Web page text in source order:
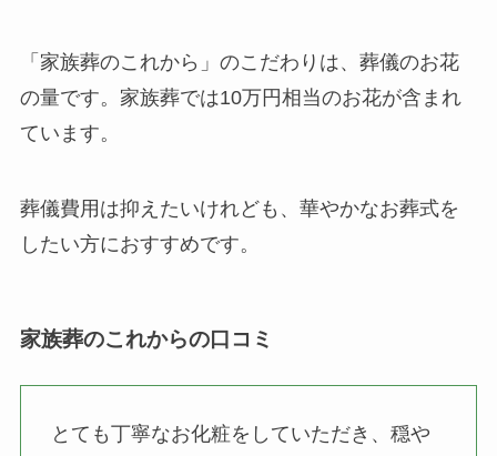
「家族葬のこれから」のこだわりは、葬儀のお花
の量です。家族葬では10万円相当のお花が含まれ
ています。
葬儀費用は抑えたいけれども、華やかなお葬式を
したい方におすすめです。
家族葬のこれからの口コミ
とても丁寧なお化粧をしていただき、穏や